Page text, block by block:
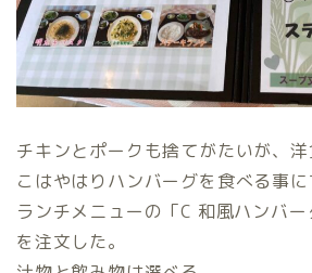
チキンとポークも捨てがたいが、
こはやはりハンバーグを食べる事に
ランチメニューの「C 和風ハンバー
を注文した。